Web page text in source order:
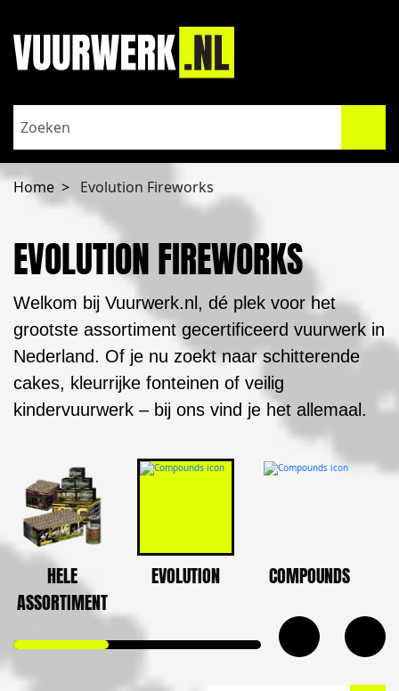
Home Evolution Fireworks
EVOLUTION FIREWORKS
Welkom bij Vuurwerk.nl, dé plek voor het
grootste assortiment gecertificeerd vuurwerk in
Nederland. Of je nu zoekt naar schitterende
cakes, kleurrijke fonteinen of veilig
kindervuurwerk – bij ons vind je het allemaal.
HELE
ASSORTIMENT
EVOLUTION COMPOUNDS